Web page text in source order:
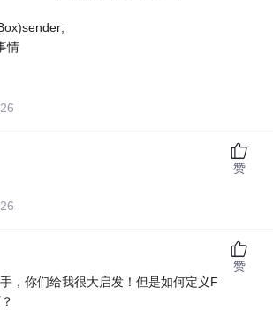
情
赞
，你们给我很大启发！但是如何定义F
赞